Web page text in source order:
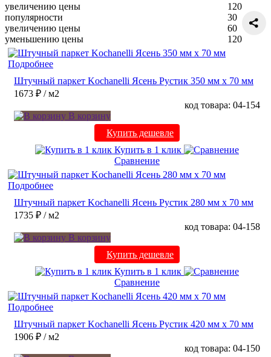
увеличению цены
популярности
увеличению цены
уменьшению цены
120
30
60
120
Подробнее
Штучный паркет Kochanelli Ясень Рустик 350 мм х 70 мм
1673 ₽ / м2
код товара: 04-154
В корзину
Купить дешевле
Купить в 1 клик
Сравнение
Подробнее
Штучный паркет Kochanelli Ясень Рустик 280 мм х 70 мм
1735 ₽ / м2
код товара: 04-158
В корзину
Купить дешевле
Купить в 1 клик
Сравнение
Подробнее
Штучный паркет Kochanelli Ясень Рустик 420 мм х 70 мм
1906 ₽ / м2
код товара: 04-150